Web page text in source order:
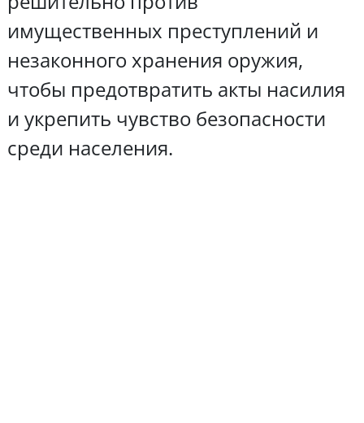
имущественных преступлений и
незаконного хранения оружия,
чтобы предотвратить акты насилия
и укрепить чувство безопасности
среди населения.